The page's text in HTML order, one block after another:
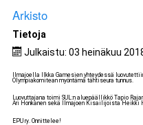
Arkisto
Tietoja
Julkaistu: 03 heinäkuu
Ilmajoella Ilkka Gamesien yhteydessä
Olympiakomitean myöntämä tähtiseura tunnus.
Luovuttajana toimi SUL:n aluepäällikkö Tapio
Ari Honkanen sekä Ilmajoen Kisailijoista Heikki
EPU ry. Onnittelee!